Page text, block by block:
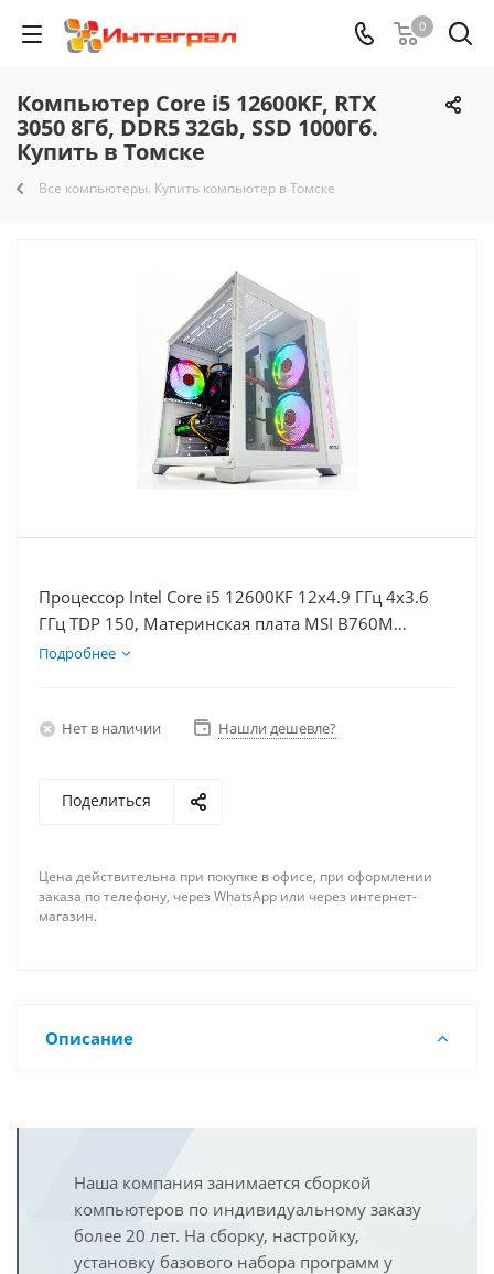
0
Компьютер Core i5 12600KF, RTX
3050 8Гб, DDR5 32Gb, SSD 1000Гб.
Купить в Томске
Все компьютеры. Купить компьютер в Томске
Процессор Intel Core i5 12600KF 12x4.9 ГГц 4x3.6
ГГц TDP 150, Материнская плата MSI B760M
BOMBER WIFI D5, Видеокарта RTX 3050 8Гб, Память
Подробнее
Нет в наличии Нашли дешевле?
Поделиться
Цена действительна при покупке в офисе, при оформлении
заказа по телефону, через WhatsApp или через интернет-
магазин.
Описание
Наша компания занимается сборкой
компьютеров по индивидуальному заказу
более 20 лет. На сборку, настройку,
установку базового набора программ у